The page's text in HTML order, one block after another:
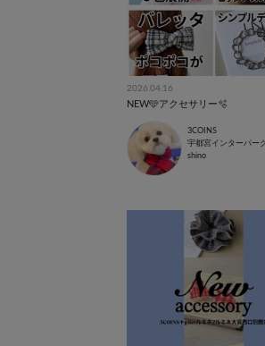
2026.04.16
NEW🩵アクセサリー🫧
3COINS
shino